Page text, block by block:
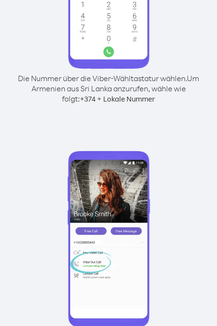
Die Nummer über die Viber-Wähltastatur wählen.Um
Armenien aus Sri Lanka anzurufen, wähle wie
folgt:+374 + Lokale Nummer